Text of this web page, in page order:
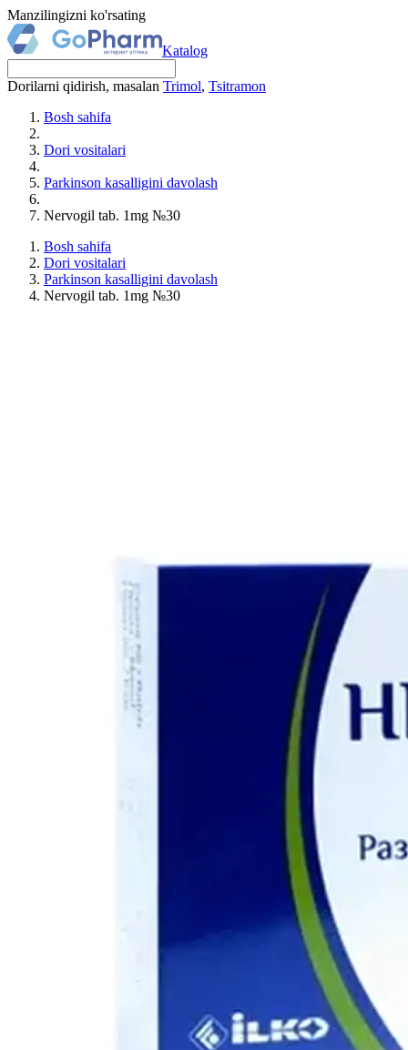
Manzilingizni ko'rsating
Katalog
Dorilarni qidirish, masalan Trimol, Tsitramon
Bosh sahifa
Dori vositalari
Parkinson kasalligini davolash
Nervogil tab. 1mg №30
Bosh sahifa
Dori vositalari
Parkinson kasalligini davolash
Nervogil tab. 1mg №30